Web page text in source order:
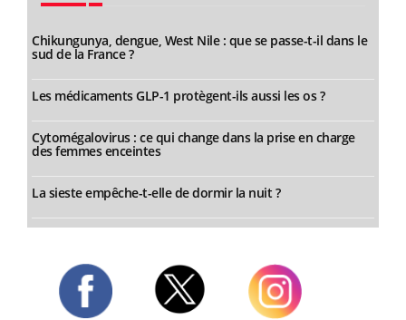
Chikungunya, dengue, West Nile : que se passe-t-il dans le
sud de la France ?
Les médicaments GLP-1 protègent-ils aussi les os ?
Cytomégalovirus : ce qui change dans la prise en charge
des femmes enceintes
La sieste empêche-t-elle de dormir la nuit ?